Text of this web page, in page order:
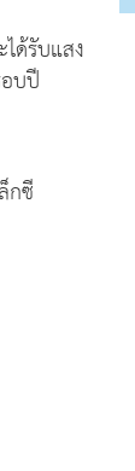
ด้รับแสง
บปี
กซี